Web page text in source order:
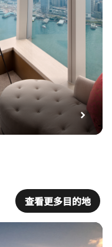
查看更多目的地